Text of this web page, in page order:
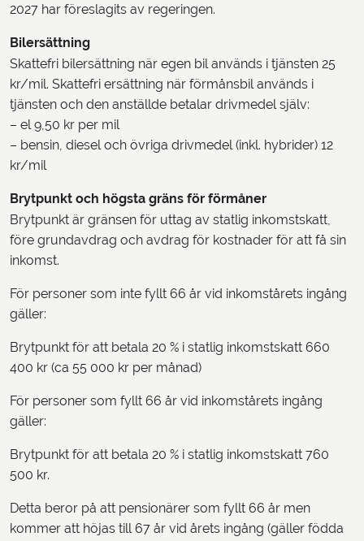
2027 har föreslagits av regeringen.
Bilersättning
Skattefri bilersättning när egen bil används i tjänsten 25
kr/mil. Skattefri ersättning när förmånsbil används i
tjänsten och den anställde betalar drivmedel själv:
– el 9,50 kr per mil
– bensin, diesel och övriga drivmedel (inkl. hybrider) 12
kr/mil
Brytpunkt och högsta gräns för förmåner
Brytpunkt är gränsen för uttag av statlig inkomstskatt,
före grundavdrag och avdrag för kostnader för att få sin
inkomst.
För personer som inte fyllt 66 år vid inkomstårets ingång
gäller:
Brytpunkt för att betala 20 % i statlig inkomstskatt 660
400 kr (ca 55 000 kr per månad)
För personer som fyllt 66 år vid inkomstårets ingång
gäller:
Brytpunkt för att betala 20 % i statlig inkomstskatt 760
500 kr.
Detta beror på att pensionärer som fyllt 66 år men
kommer att höjas till 67 år vid årets ingång (gäller födda